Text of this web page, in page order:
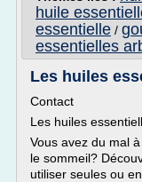
huile
essentielle /
essentielles
Les huiles
Contact
Les huiles
Vous avez du mal
le sommeil?
utiliser seules ou